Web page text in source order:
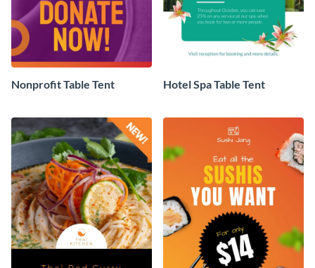
Nonprofit Table Tent Hotel Spa Table Tent